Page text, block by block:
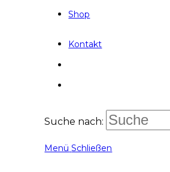
Shop
Kontakt
Suche nach:
Menü Schließen